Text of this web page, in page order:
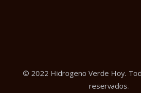
© 2022 Hidrogeno Verde Hoy.
reservados.